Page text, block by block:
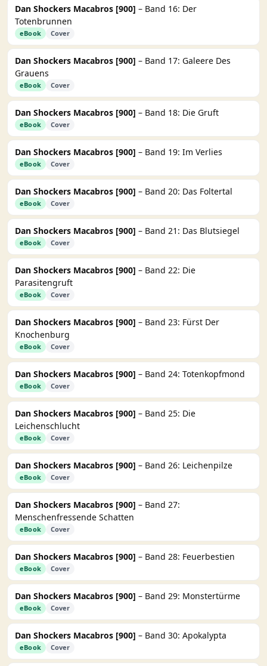
Dan Shockers Macabros [900] – Band 16: Der
Totenbrunnen
eBook Cover
Dan Shockers Macabros [900] – Band 17: Galeere Des
Grauens
eBook Cover
Dan Shockers Macabros [900] – Band 18: Die Gruft
eBook Cover
Dan Shockers Macabros [900] – Band 19: Im Verlies
eBook Cover
Dan Shockers Macabros [900] – Band 20: Das Foltertal
eBook Cover
Dan Shockers Macabros [900] – Band 21: Das Blutsiegel
eBook Cover
Dan Shockers Macabros [900] – Band 22: Die
Parasitengruft
eBook Cover
Dan Shockers Macabros [900] – Band 23: Fürst Der
Knochenburg
eBook Cover
Dan Shockers Macabros [900] – Band 24: Totenkopfmond
eBook Cover
Dan Shockers Macabros [900] – Band 25: Die
Leichenschlucht
eBook Cover
Dan Shockers Macabros [900] – Band 26: Leichenpilze
eBook Cover
Dan Shockers Macabros [900] – Band 27:
Menschenfressende Schatten
eBook Cover
Dan Shockers Macabros [900] – Band 28: Feuerbestien
eBook Cover
Dan Shockers Macabros [900] – Band 29: Monstertürme
eBook Cover
Dan Shockers Macabros [900] – Band 30: Apokalypta
eBook Cover